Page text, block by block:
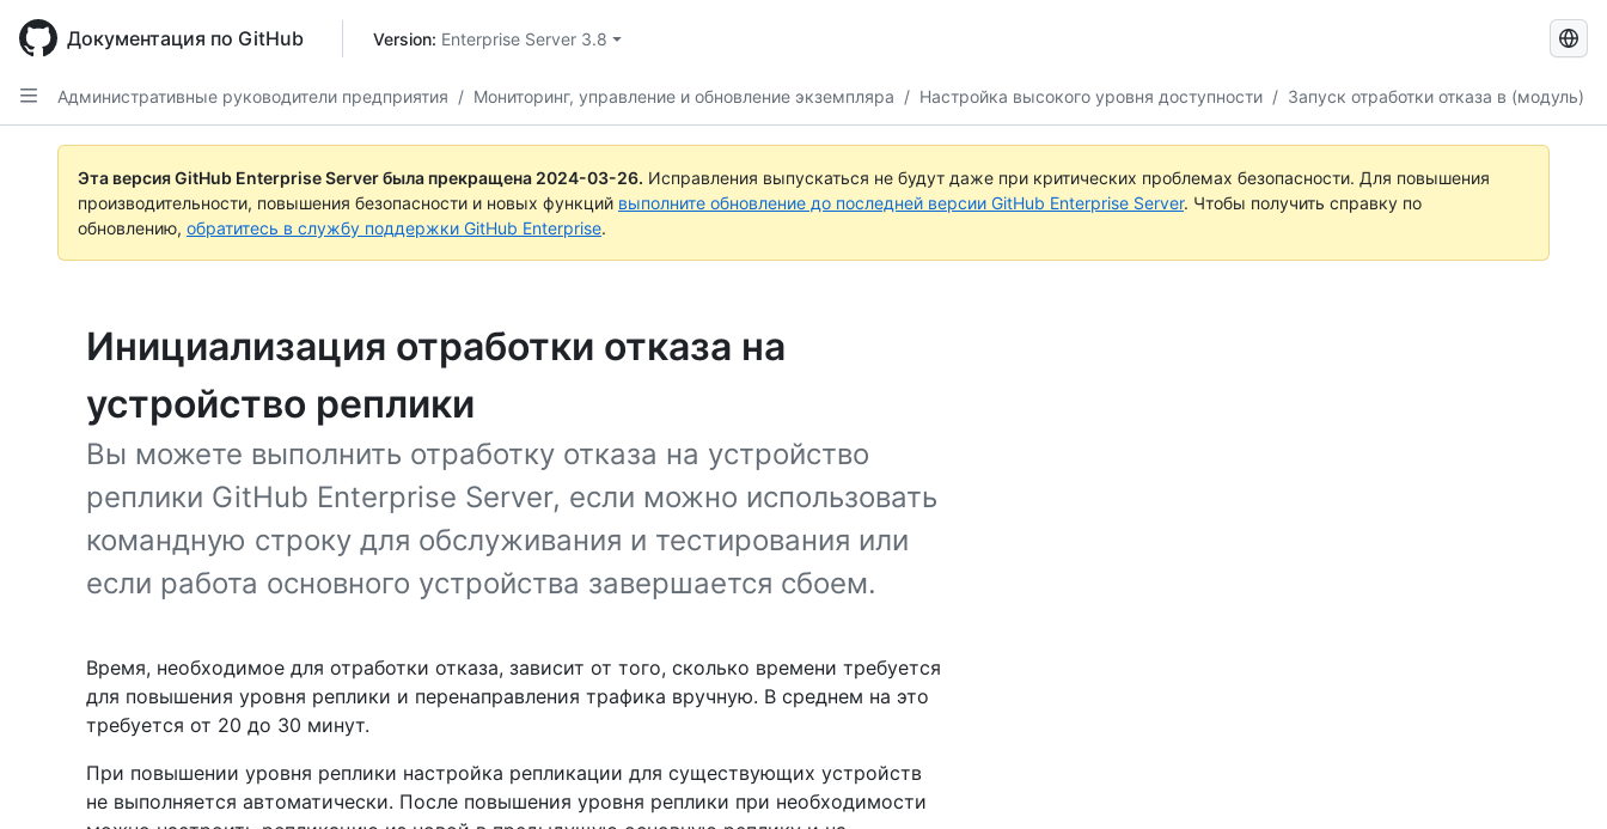
main
content
Документация по GitHub Version: Enterprise Server 3.8
Поиск
по
GitHub
Административные руководители предприятия / Мониторинг, управление и обновление экземпляра / Настройка высокого уровня доступности / Запуск отработки отказа в (модуль)
Эта версия GitHub Enterprise Server была прекращена 2024-03-26. Исправления выпускаться не будут даже при критических проблемах безопасности. Для повышения
производительности, повышения безопасности и новых функций выполните обновление до последней версии GitHub Enterprise Server. Чтобы получить справку по
обновлению, обратитесь в службу поддержки GitHub Enterprise.
Инициализация отработки отказа на
устройство реплики
Вы можете выполнить отработку отказа на устройство
реплики GitHub Enterprise Server, если можно использовать
командную строку для обслуживания и тестирования или
если работа основного устройства завершается сбоем.
Время, необходимое для отработки отказа, зависит от того, сколько времени требуется
для повышения уровня реплики и перенаправления трафика вручную. В среднем на это
требуется от 20 до 30 минут.
При повышении уровня реплики настройка репликации для существующих устройств
не выполняется автоматически. После повышения уровня реплики при необходимости